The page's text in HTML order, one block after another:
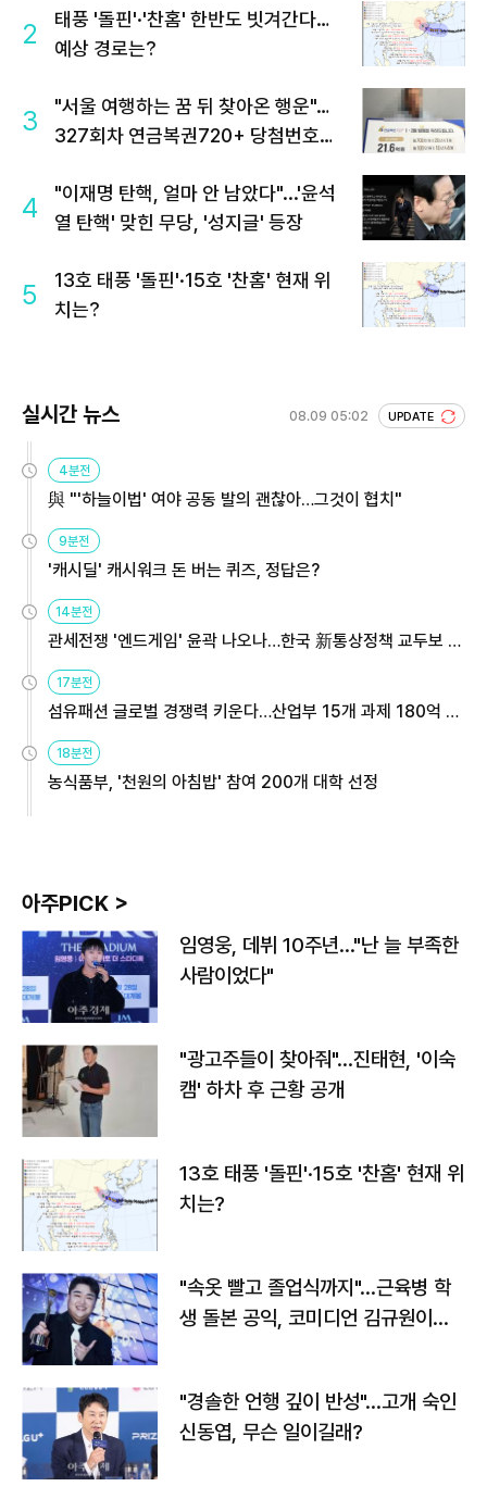
2
태풍 '돌핀'·'찬홈' 한반도 빗겨간다…
예상 경로는?
3
"서울 여행하는 꿈 뒤 찾아온 행운"…
327회차 연금복권720+ 당첨번호조
4
"이재명 탄핵, 얼마 안 남았다"...'윤석
열 탄핵' 맞힌 무당, '성지글' 등장
5
13호 태풍 '돌핀'·15호 '찬홈' 현재 위
치는?
실시간 뉴스 08.09 05:02 UPDATE
4분전
與 "'하늘이법' 여야 공동 발의 괜찮아…그것이 협치"
9분전
'캐시딜' 캐시워크 돈 버는 퀴즈, 정답은?
14분전
관세전쟁 '엔드게임' 윤곽 나오나…한국 新통상정책 교두보 활
용해야
17분전
섬유패션 글로벌 경쟁력 키운다…산업부 15개 과제 180억 지
원
18분전
농식품부, '천원의 아침밥' 참여 200개 대학 선정
아주PICK >
임영웅, 데뷔 10주년…"난 늘 부족한
사람이었다"
"광고주들이 찾아줘"…진태현, '이숙
캠' 하차 후 근황 공개
13호 태풍 '돌핀'·15호 '찬홈' 현재 위
치는?
"속옷 빨고 졸업식까지"…근육병 학
생 돌본 공익, 코미디언 김규원이었
"경솔한 언행 깊이 반성"…고개 숙인
신동엽, 무슨 일이길래?